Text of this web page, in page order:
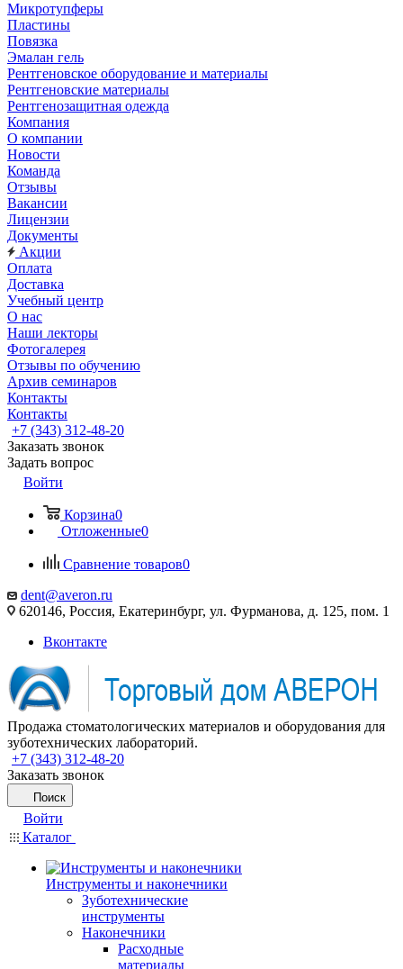
Микротупферы
Пластины
Повязка
Эмалан гель
Рентгеновское оборудование и материалы
Рентгеновские материалы
Рентгенозащитная одежда
Компания
О компании
Новости
Команда
Отзывы
Вакансии
Лицензии
Документы
Акции
Оплата
Доставка
Учебный центр
О нас
Наши лекторы
Фотогалерея
Отзывы по обучению
Архив семинаров
Контакты
Контакты
+7 (343) 312-48-20
Заказать звонок
Задать вопрос
Войти
Корзина0
Отложенные0
Сравнение товаров0
dent@averon.ru
620146, Россия, Екатеринбург, ул. Фурманова, д. 125, пом. 1
Вконтакте
Продажа стоматологических материалов и оборудования для
зуботехнических лабораторий.
+7 (343) 312-48-20
Заказать звонок
Поиск
Войти
Каталог
Инструменты и наконечники
Зуботехнические
инструменты
Наконечники
Расходные
материалы